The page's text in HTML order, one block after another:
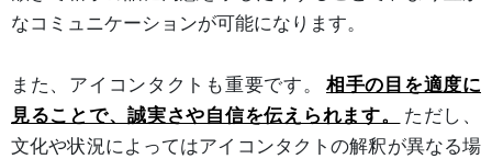
なコミュニケーションが可能になります。
また、アイコンタクトも重要です。
相手の目を適度に
見ることで、誠実さや自信を伝えられます。
ただし、
文化や状況によってはアイコンタクトの解釈が異なる場